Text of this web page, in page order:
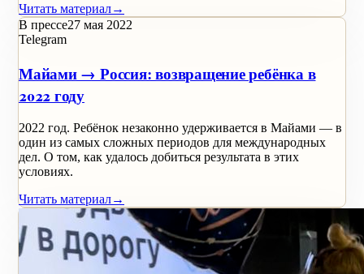
Читать материал→
В прессе27 мая 2022
Telegram
Майами → Россия: возвращение ребёнка в
2022 году
2022 год. Ребёнок незаконно удерживается в Майами — в
один из самых сложных периодов для международных
дел. О том, как удалось добиться результата в этих
условиях.
Читать материал→